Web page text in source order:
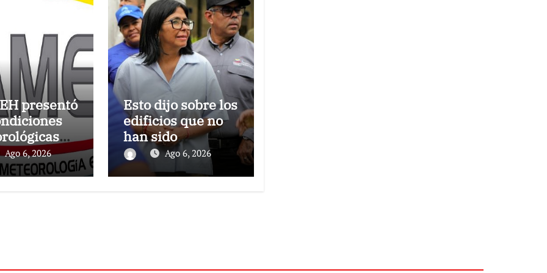
presentó
próximas
de este
Ago 6, 2026
Esto dijo sobre los
edificios que no
han sido
atendidosAgo 6, 2026